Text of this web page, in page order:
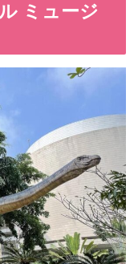
ミュージ